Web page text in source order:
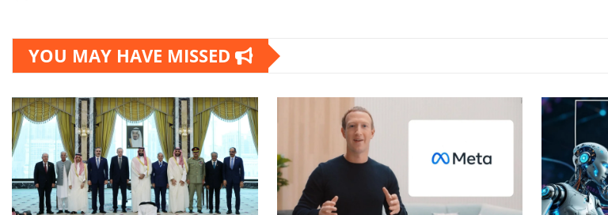
YOU MAY HAVE MISSED